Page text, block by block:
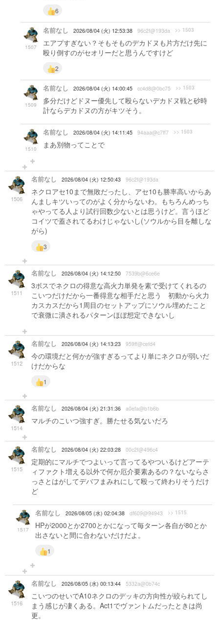
6
1507
名前なし 2026/08/04 (火) 12:53:38 96c2f@193da >> 1503
エアプすぎない？そもそものデカドヌも片方だけ先に
殴り倒すのがセオリーだと思うんですけど
2
1509
名前なし 2026/08/04 (火) 14:00:45 cc4d8@0bc75 >> 1503
多分だけどドヌー優先して殴らないデカドヌ戦と砂時
計ならデカドヌの方がキツそう。
1510
名前なし 2026/08/04 (火) 14:11:45 94aaa@c7ff7 >> 1503
まあ別物ってことで
1506
名前なし 2026/08/04 (火) 12:50:43 96c2f@193da
ネクロアセ10まで無敗だったし、アセ10も勝率高いからあ
んましキツいってのがよく分からないわ。もちろんめっち
ゃやってる人より試行回数少ないとは思うけど。言うほど
コイツで蓋されてるわけじゃないし(ソウルから目を離しな
がら)
3
1511
名前なし 2026/08/04 (火) 14:12:50 7539b@6ce6e
3ボスでネクロの得意な高火力単発を素で受けてくれるの
こいつだけだから一番得意な相手だと思う 初動から火力
カスカスだから1周目のセットアップにソウル埋めたこと
で衰微に潰されるパターンほぼ想定できないし
1512
名前なし 2026/08/04 (火) 14:13:23 959ff@cefd4
今の環境だと何かが強すぎるってより単にネクロが弱いだ
けだからな
1
1514
名前なし 2026/08/04 (火) 21:31:36 a0efa@b1b6b
マルチのこいつ強すぎ。勝たせる気ないだろ
1515
名前なし 2026/08/04 (火) 22:03:28 00c2f@496c4
定期的にマルチでつよいって言ってるやついるけどアーテ
ィファクト増える以外で何か厄介要素あるの？ないならさ
っさとはがしてデバフまみれにして殴って終わりそうだけ
ど
1517
名前なし 2026/08/05 (水) 02:04:38 df609@94943 >> 1515
HPが2000とか2700とかになって毎ターン各自が80とか
出さないと間に合わないだけだよ。
1
1516
名前なし 2026/08/05 (水) 00:13:44 5332a@0b74c
こいつのせいでA10ネクロのデッキの方向性が絞られてし
まう感じが凄くある。Act1でヴァントムだったときは尚
更。